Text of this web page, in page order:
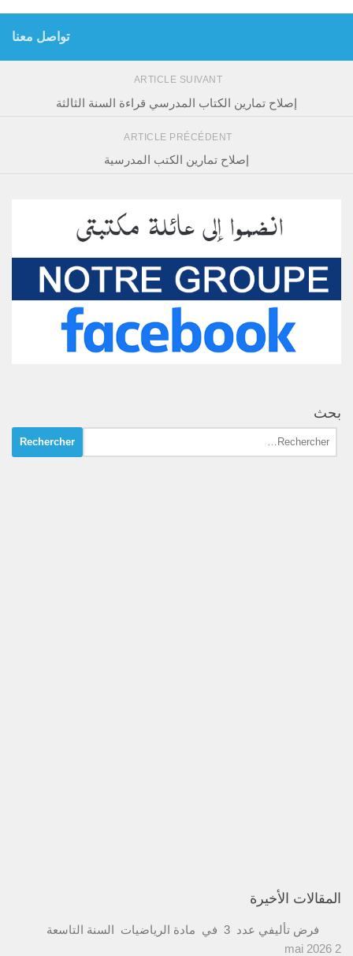
تواصل معنا
ARTICLE SUIVANT
إصلاح تمارين الكتاب المدرسي قراءة السنة الثالثة
ARTICLE PRÉCÉDENT
إصلاح تمارين الكتب المدرسية
بحث
Rechercher :
المقالات الأخيرة
فرض تأليفي عدد 3 في مادة الرياضيات السنة التاسعة
2 mai 2026